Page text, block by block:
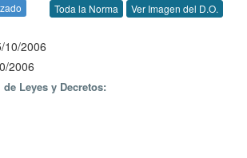
Toda la Norma Ver Imagen del D.O.
10/2006
2006
Leyes y Decretos: